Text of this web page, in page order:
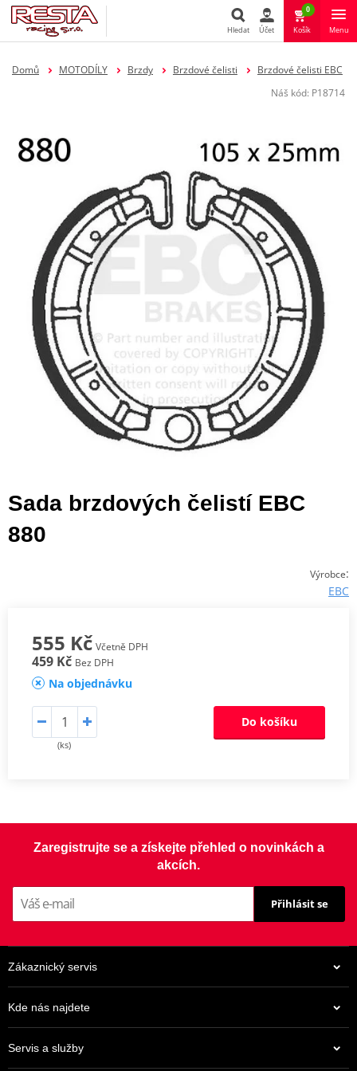
Hledat
Hledat Účet
0
Košík Menu
Domů MOTODÍLY Brzdy Brzdové čelisti
Brzdové čelisti EBC
Náš kód: P18714
Sada brzdových čelistí EBC
880
Výrobce:
EBC
555 Kč Včetně DPH
459 Kč Bez DPH
Na objednávku
(ks)
Do košíku
Zaregistrujte se a získejte přehled o novinkách a
akcích.
Přihlásit se
Zákaznický servis
Kde nás najdete
Servis a služby